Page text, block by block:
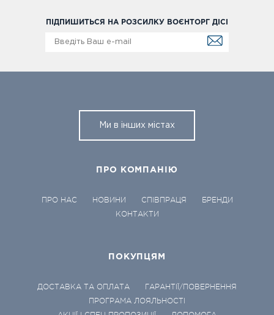
ПІДПИШИТЬСЯ НА РОЗСИЛКУ ВОЄНТОРГ ДІСІ
Ми в інших містах
ПРО КОМПАНІЮ
ПРО НАС НОВИНИ СПІВПРАЦЯ
БРЕНДИ
КОНТАКТИ
ПОКУПЦЯМ
ДОСТАВКА ТА ОПЛАТА
ГАРАНТІЇ/ПОВЕРНЕННЯ
ПРОГРАМА ЛОЯЛЬНОСТІ